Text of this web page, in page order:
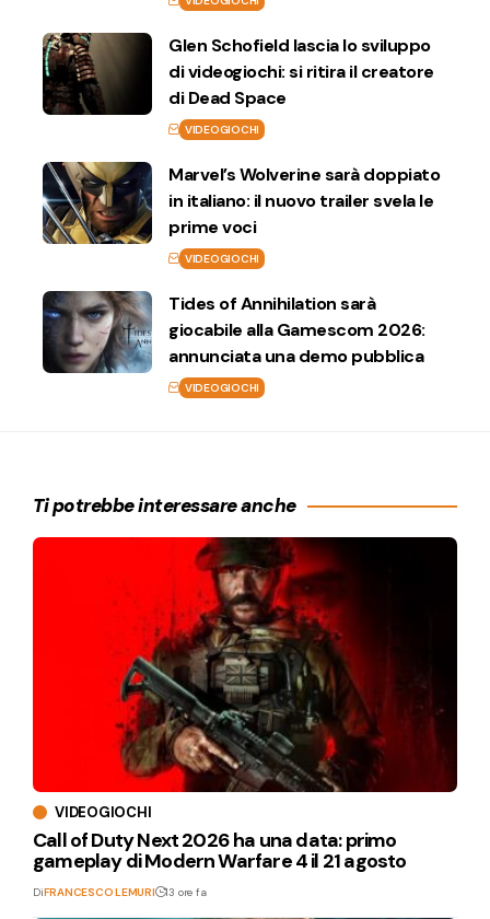
Glen Schofield lascia lo sviluppo
di videogiochi: si ritira il creatore
di Dead Space
VIDEOGIOCHI
Marvel’s Wolverine sarà doppiato
in italiano: il nuovo trailer svela le
prime voci
VIDEOGIOCHI
Tides of Annihilation sarà
giocabile alla Gamescom 2026:
annunciata una demo pubblica
VIDEOGIOCHI
Ti potrebbe interessare anche
VIDEOGIOCHI
Call of Duty Next 2026 ha una data: primo
gameplay di Modern Warfare 4 il 21 agosto
DiFRANCESCO LEMURI 13 ore fa